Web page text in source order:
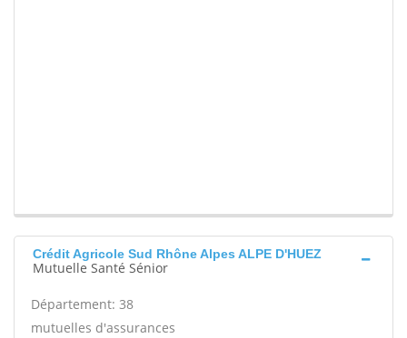
Crédit Agricole Sud Rhône Alpes ALPE D'HUEZ
Mutuelle Santé Sénior
Département: 38
mutuelles d'assurances